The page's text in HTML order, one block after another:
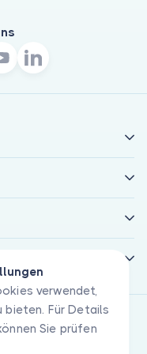
verwendet,
bieten. Für Details
Sie prüfen